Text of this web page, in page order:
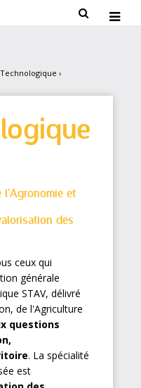
 
›
l'Agronomie et
des
ceux qui
générale
STAV, délivré
de l'Agriculture
questions
. La spécialité
est